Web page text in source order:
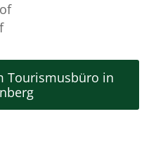
Tourismusbüro in